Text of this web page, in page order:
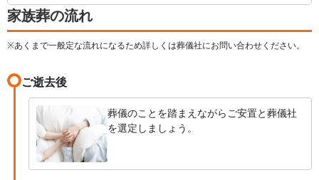
た朝食と、入浴もできたこと、設備も充実したホー
ルさん、スタッフの皆さまに御礼申し上げます。お
世話になりました。
家族葬の流れ
※あくまで一般定な流れになるため詳しくは葬儀社にお問い合わせください。
ご逝去後
葬儀のことを踏まえながらご安置と葬儀社
を選定しましょう。